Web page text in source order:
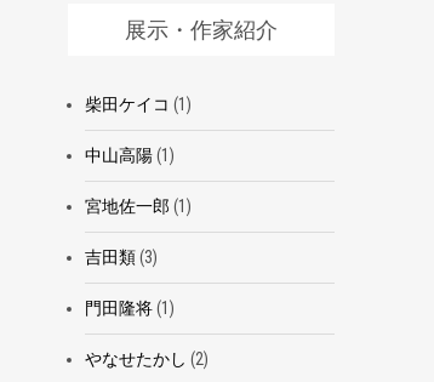
展示・作家紹介
柴田ケイコ (1)
中山高陽(1)
宮地佐一郎 (1)
吉田類(3)
門田隆将(1)
やなせたかし (2)